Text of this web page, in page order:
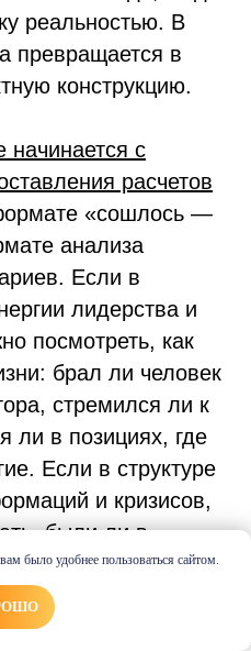
реальностью. В
превращается в
конструкцию.
начинается с
расчетов
«сошлось —
анализа
Если в
лидерства и
посмотреть, как
брал ли человек
стремился ли к
ли в позициях, где
Если в структуре
и кризисов,
были ли в
этапы,
мировоззрения.
было удобнее пользоваться сайтом.